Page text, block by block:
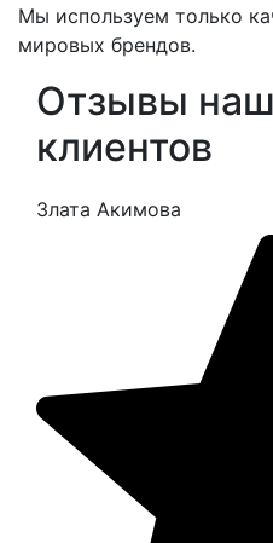
Мы используем только
мировых брендов.
Отзывы
клиентов
Злата Акимова